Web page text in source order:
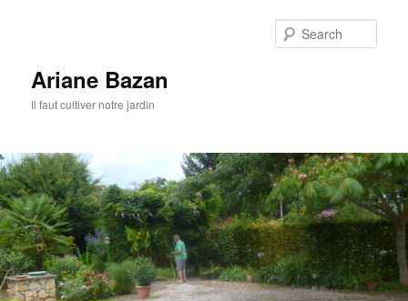
Ariane Bazan
Il faut cultiver notre jardin